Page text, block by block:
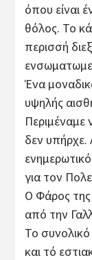
όπου είναι
θόλος. Το
περισσή
Ένα
υψηλής
Περιμέναμε
δεν υπήρχε.
για τον
Ο Φάρος
από την
Το
και τό